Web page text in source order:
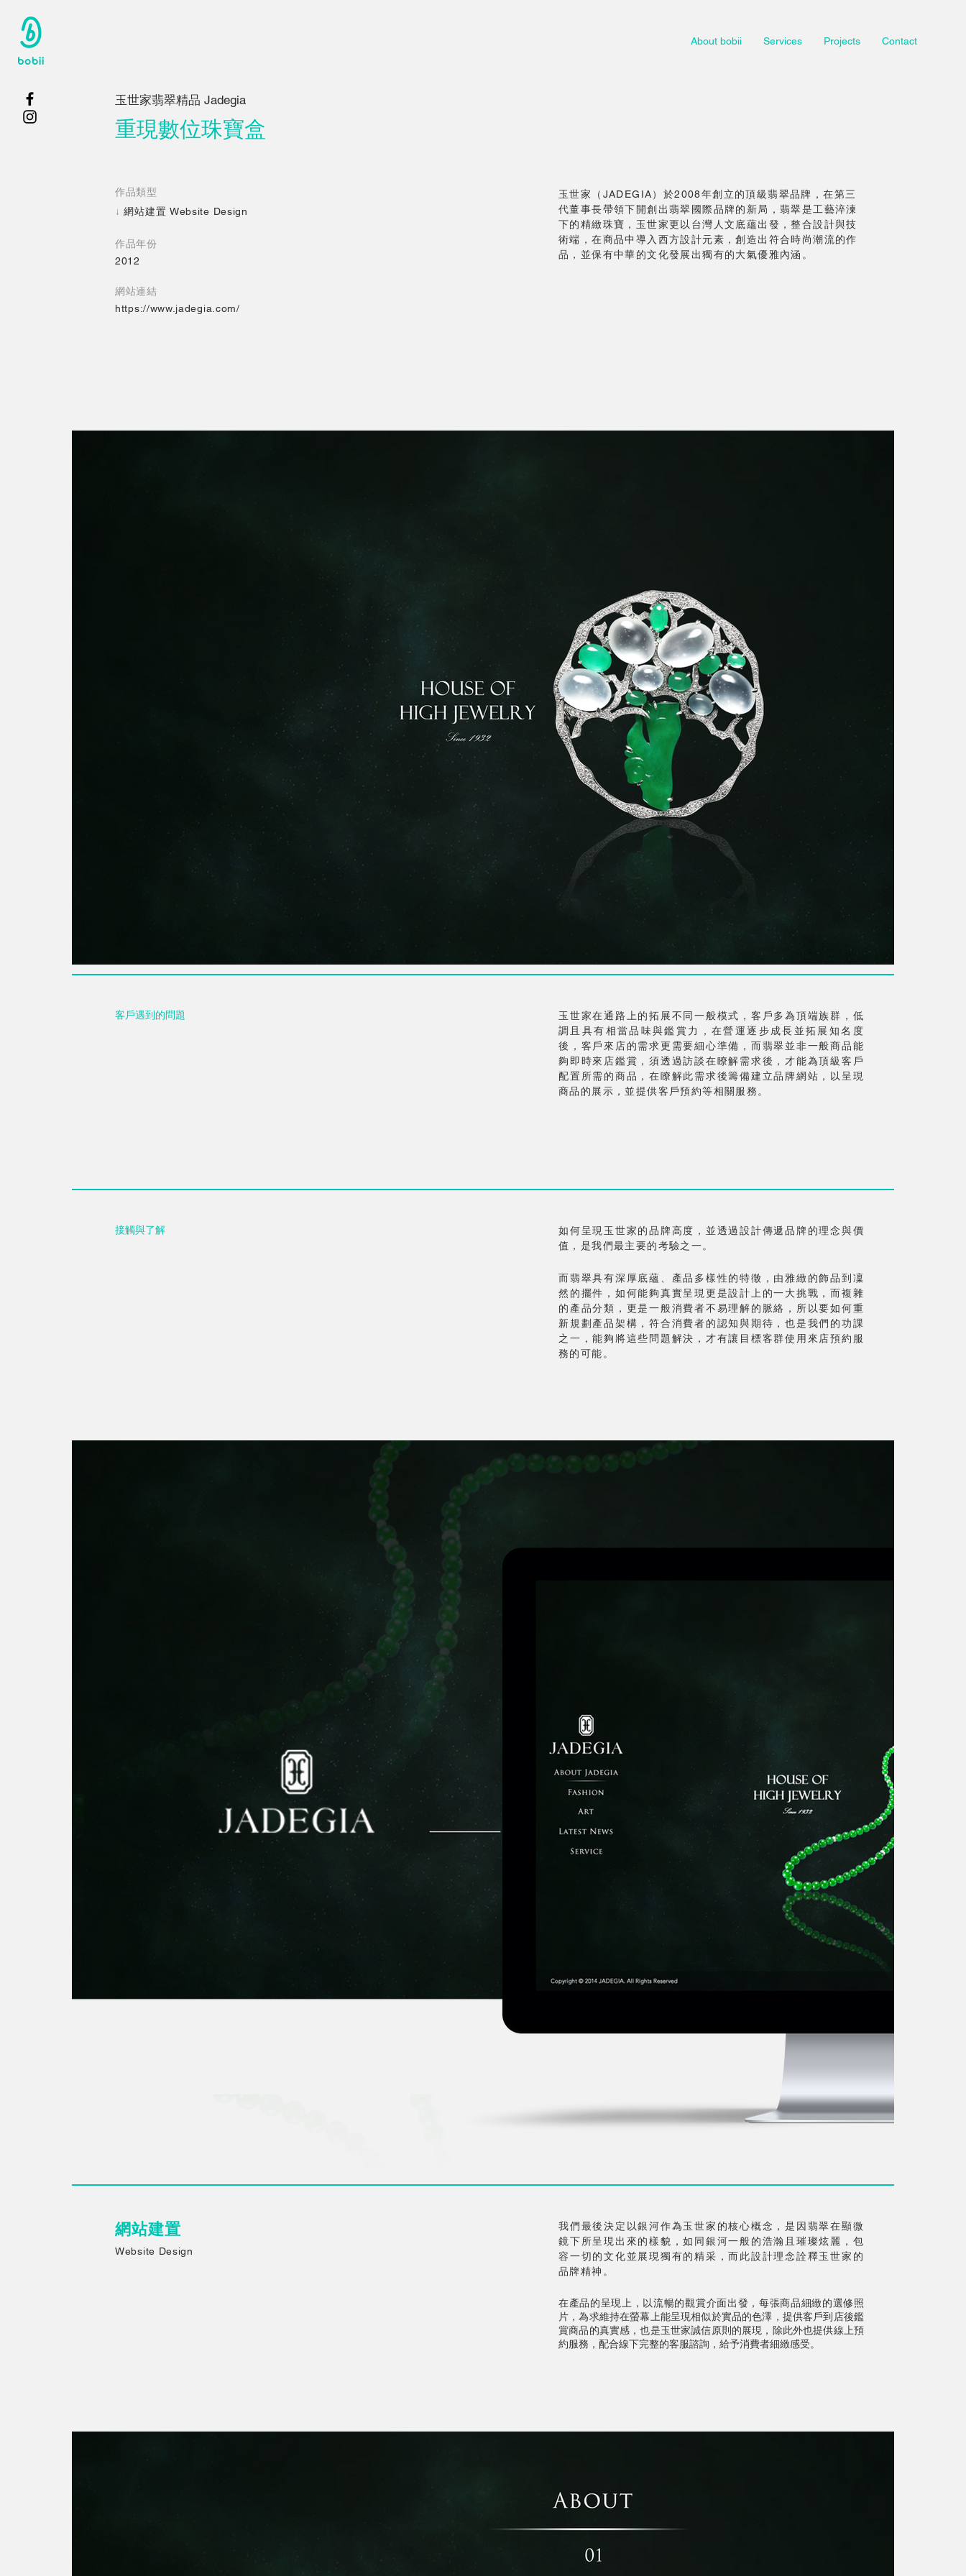
About bobii Services Projects Contact
玉世家翡翠精品 Jadegia
重現數位珠寶盒
​作品類型
↓網站建置 Website Design
​作品年份
2012
網站連結
https://www.jadegia.com/
玉世家（JADEGIA）於2008年創立的頂級翡翠品牌，在第三
代董事長帶領下開創出翡翠國際品牌的新局，翡翠是工藝淬湅
下的精緻珠寶，玉世家更以台灣人文底蘊出發，整合設計與技
術端，在商品中導入西方設計元素，創造出符合時尚潮流的作
品，並保有中華的文化發展出獨有的大氣優雅內涵。
客戶遇到的問題
玉世家在通路上的拓展不同一般模式，客戶多為頂端族群，低
調且具有相當品味與鑑賞力，在營運逐步成長並拓展知名度
後，客戶來店的需求更需要細心準備，而翡翠並非一般商品能
夠即時來店鑑賞，須透過訪談在瞭解需求後，才能為頂級客戶
配置所需的商品，在瞭解此需求後籌備建立品牌網站，以呈現
商品的展示，並提供客戶預約等相關服務。
接觸與了解
如何呈現玉世家的品牌高度，並透過設計傳遞品牌的理念與價
值，是我們最主要的考驗之一。
而翡翠具有深厚底蘊、產品多樣性的特徵，由雅緻的飾品到凜
然的擺件，如何能夠真實呈現更是設計上的一大挑戰，而複雜
的產品分類，更是一般消費者不易理解的脈絡，所以要如何重
新規劃產品架構，符合消費者的認知與期待，也是我們的功課
之一，能夠將這些問題解決，才有讓目標客群使用來店預約服
務的可能。
​網站建置
Website Design
我們最後決定以銀河作為玉世家的核心概念，是因翡翠在顯微
鏡下所呈現出來的樣貌，如同銀河一般的浩瀚且璀璨炫麗，包
容一切的文化並展現獨有的精采，而此設計理念詮釋玉世家的
品牌精神。
在產品的呈現上，以流暢的觀賞介面出發，每張商品細緻的選修照
片，為求維持在螢幕上能呈現相似於實品的色澤，提供客戶到店後鑑
賞商品的真實感，也是玉世家誠信原則的展現，除此外也提供線上預
約服務，配合線下完整的客服諮詢，給予消費者細緻感受。